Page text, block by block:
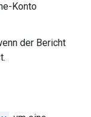
Konto
der Bericht